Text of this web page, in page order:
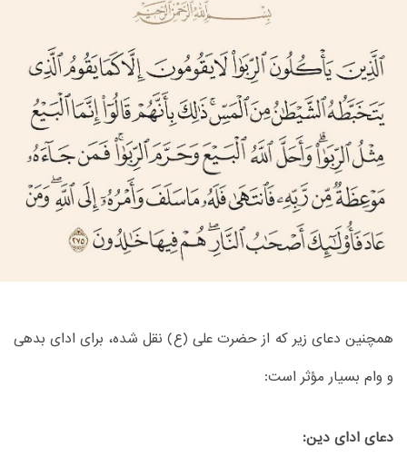
همچنین دعای زیر که از حضرت علی (ع) نقل شده، برای ادای بدهی
و وام بسیار مؤثر است:
دعای ادای دین: